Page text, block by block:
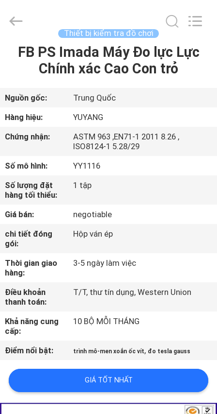
TRANG
CÁC
SẢN
PHẨM
HƯỚNG
DẪN
VR
VỀ
CHÚNG
TÔI
THAM
QUAN
NHÀ
LIÊN
HỆ
CHÚNG
2026
DONGGUAN
Thiết bị kiểm tra đồ chơi
FB PS Imada Máy Đo lực Lực
Chính xác Cao Con trỏ
Nguồn gốc:
Trung Quốc
Hàng hiệu:
YUYANG
Chứng nhận:
ASTM 963 ,EN71-1 2011 8.26 ,
ISO8124-1 5.28/29
Số mô hình:
YY1116
Số lượng đặt
hàng tối thiểu:
1 tập
Giá bán:
negotiable
chi tiết đóng
gói:
Hộp ván ép
Thời gian giao
hàng:
3-5 ngày làm việc
Điều khoản
thanh toán:
T/T, thư tín dụng, Western Union
Khả năng cung
cấp:
10 BỘ MỖI THÁNG
Điểm nổi bật: trình mô-men xoắn ốc vít, đo tesla gauss
GIÁ TỐT NHẤT